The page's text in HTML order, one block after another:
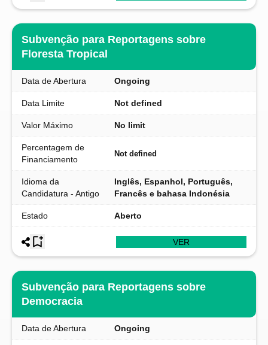
Subvenção para Reportagens sobre
Floresta Tropical
Data de Abertura Ongoing
Data Limite Not defined
Valor Máximo No limit
Percentagem de
Financiamento
Not defined
Idioma da
Candidatura - Antigo
Inglês, Espanhol, Português,
Francês e bahasa Indonésia
Estado Aberto
VER
Subvenção para Reportagens sobre
Democracia
Data de Abertura Ongoing